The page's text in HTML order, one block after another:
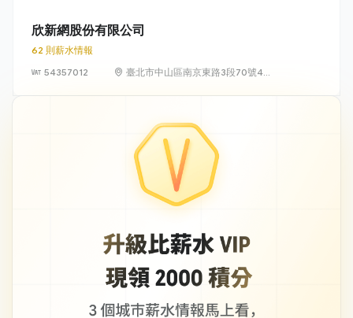
欣新網股份有限公司
62 則薪水情報
54357012
臺北市中山區南京東路3段70號4